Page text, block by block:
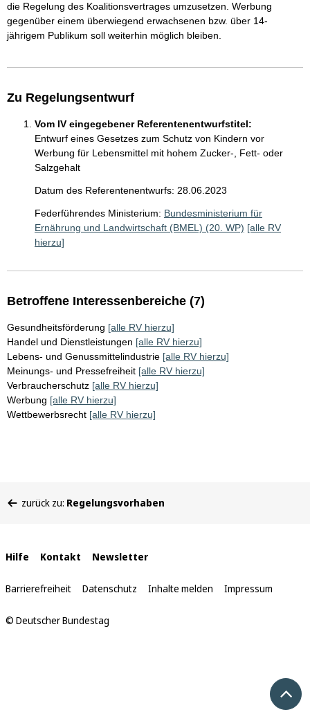
die Regelung des Koalitionsvertrages umzusetzen. Werbung
gegenüber einem überwiegend erwachsenen bzw. über 14-
jährigem Publikum soll weiterhin möglich bleiben.
Zu Regelungsentwurf
Vom IV eingegebener Referentenentwurfstitel:
Entwurf eines Gesetzes zum Schutz von Kindern vor
Werbung für Lebensmittel mit hohem Zucker-, Fett- oder
Salzgehalt
Datum des Referentenentwurfs: 28.06.2023
Federführendes Ministerium: Bundesministerium für
Ernährung und Landwirtschaft (BMEL) (20. WP) [alle RV
hierzu]
Betroffene Interessenbereiche (7)
Gesundheitsförderung [alle RV hierzu]
Handel und Dienstleistungen [alle RV hierzu]
Lebens- und Genussmittelindustrie [alle RV hierzu]
Meinungs- und Pressefreiheit [alle RV hierzu]
Verbraucherschutz [alle RV hierzu]
Werbung [alle RV hierzu]
Wettbewerbsrecht [alle RV hierzu]
befinden
zurück zu: Regelungsvorhaben
Interne
Links
Hilfe Kontakt Newsletter
Barrierefreiheit Datenschutz Inhalte melden Impressum
© Deutscher Bundestag